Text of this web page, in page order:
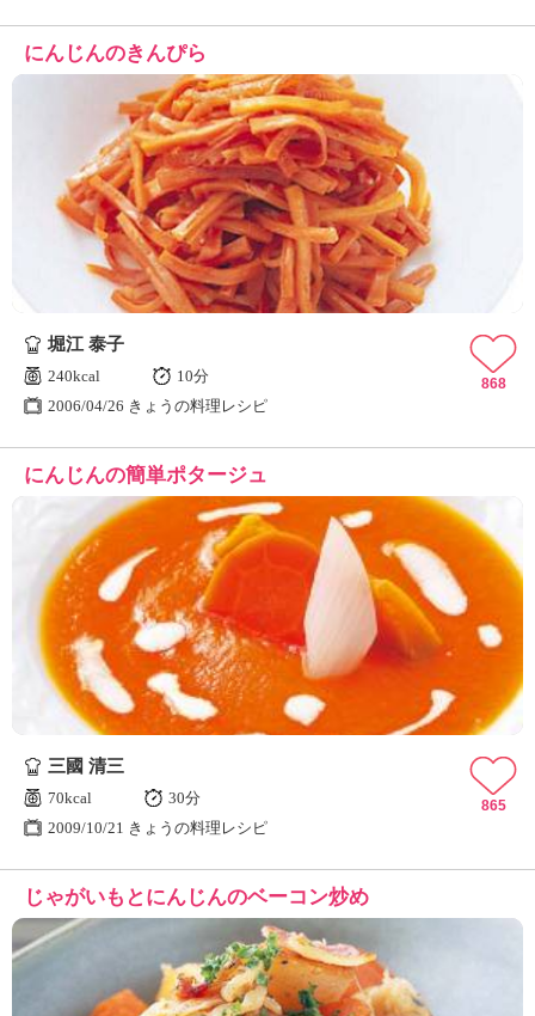
にんじんのきんぴら
堀江 泰子
240kcal
10分
2006/04/26 きょうの料理レシピ
868
にんじんの簡単ポタージュ
三國 清三
70kcal
30分
2009/10/21 きょうの料理レシピ
865
じゃがいもとにんじんのベーコン炒め